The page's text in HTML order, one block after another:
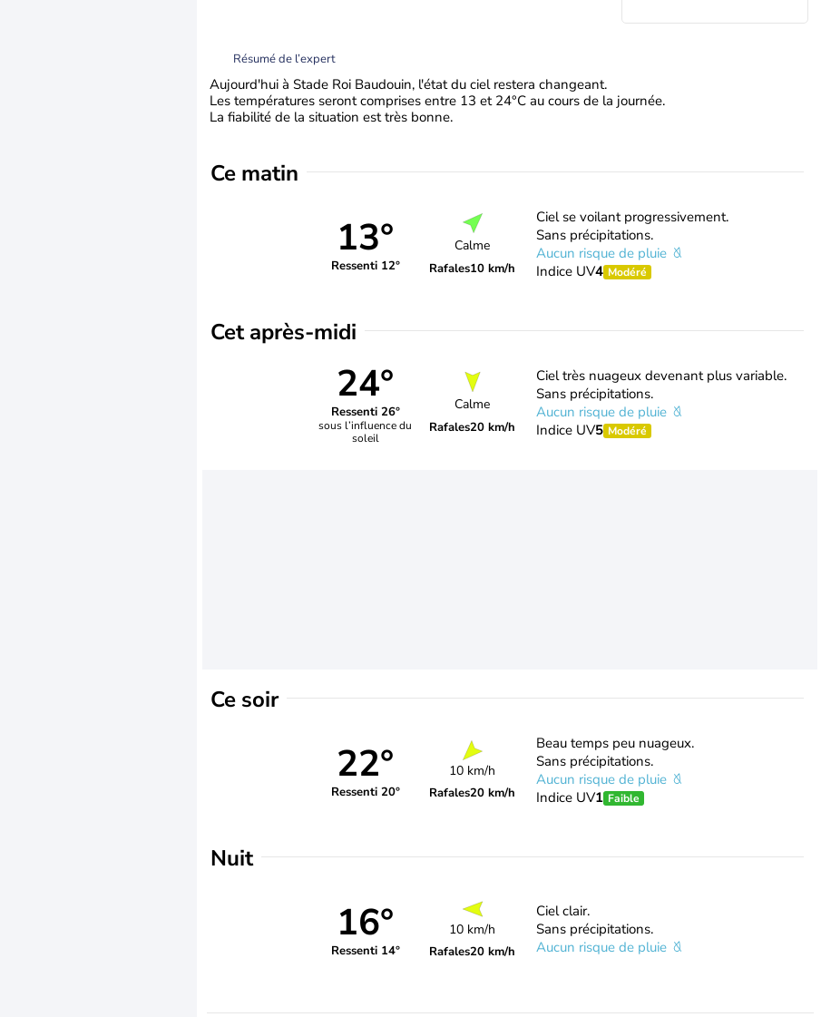
Résumé de l’expert
Aujourd'hui à Stade Roi Baudouin, l'état du ciel restera changeant.
Les températures seront comprises entre 13 et 24°C au cours de la journée.
La fiabilité de la situation est très bonne.
Ce matin
13°
Ressenti 12°
Calme
Rafales10 km/h
Ciel se voilant progressivement.
Sans précipitations.
Aucun risque de pluie
Indice UV4 Modéré
Cet après-midi
24°
Ressenti 26°
sous l’influence du
soleil
Calme
Rafales20 km/h
Ciel très nuageux devenant plus variable.
Sans précipitations.
Aucun risque de pluie
Indice UV5 Modéré
Ce soir
22°
Ressenti 20°
10 km/h
Rafales20 km/h
Beau temps peu nuageux.
Sans précipitations.
Aucun risque de pluie
Indice UV1 Faible
Nuit
16°
Ressenti 14°
10 km/h
Rafales20 km/h
Ciel clair.
Sans précipitations.
Aucun risque de pluie